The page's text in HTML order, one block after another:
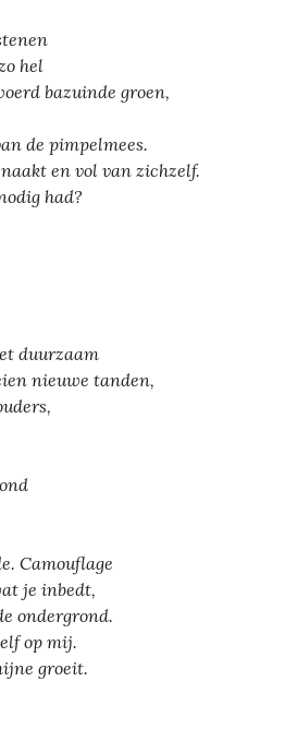
hel
bazuinde groen,
de pimpelmees.
en vol van zichzelf.
had?
duurzaam
nieuwe tanden,
Camouflage
je inbedt,
ondergrond.
op mij.
groeit.